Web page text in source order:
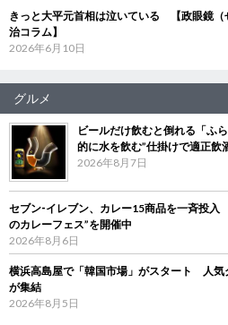
きっと大平元首相は泣いている 【政眼鏡（
治コラム】
2026年6月10日
グルメ
ビールだけ飲むと倒れる「ふ
的に水を飲む”仕掛けで適正飲
2026年8月7日
セブン‐イレブン、カレー15商品を一斉投
のカレーフェス”を開催中
2026年8月6日
横浜高島屋で「韓国市場」がスタート 人気
が集結
2026年8月5日